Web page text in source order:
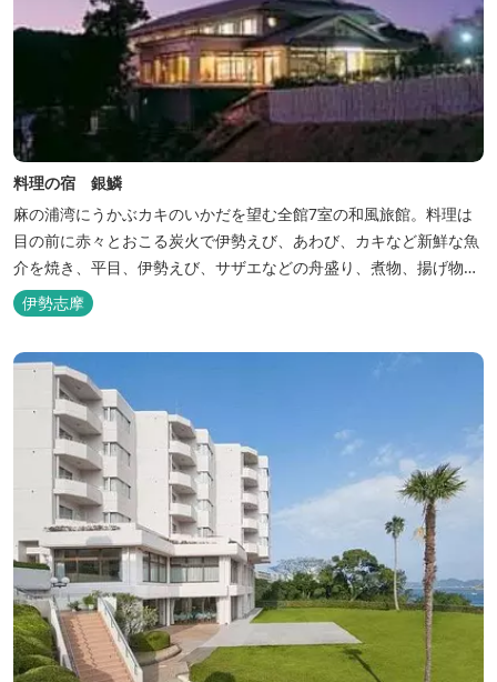
料理の宿 銀鱗
麻の浦湾にうかぶカキのいかだを望む全館7室の和風旅館。料理は
目の前に赤々とおこる炭火で伊勢えび、あわび、カキなど新鮮な魚
介を焼き、平目、伊勢えび、サザエなどの舟盛り、煮物、揚げ物な
どの懐石料理。
伊勢志摩